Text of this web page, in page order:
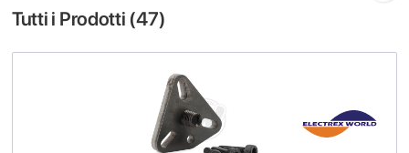
Tutti i Prodotti (47)